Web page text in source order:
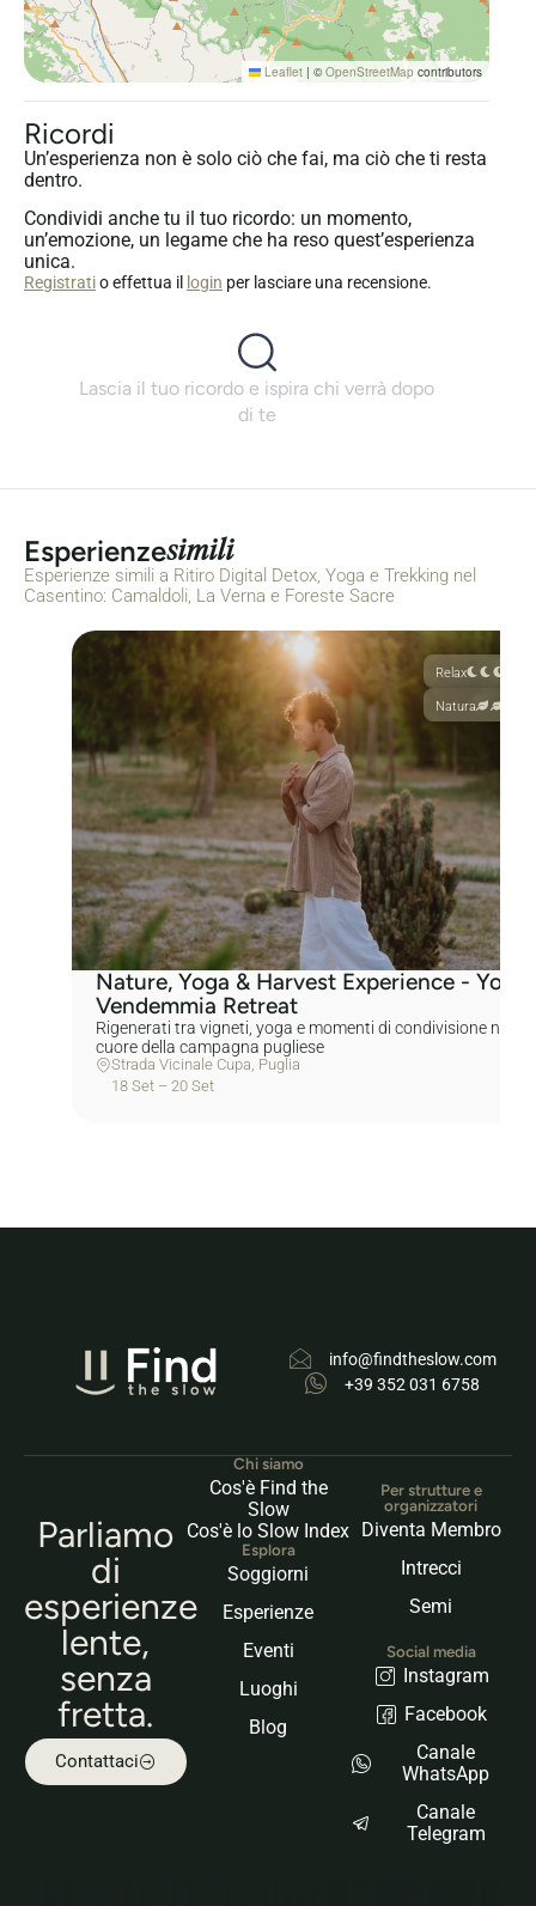
Leaflet | ©OpenStreetMap contributors
Ricordi
Un’esperienza non è solo ciò che fai, ma ciò che ti resta
dentro.
Condividi anche tu il tuo ricordo: un momento,
un’emozione, un legame che ha reso quest’esperienza
unica.
Registratio effettua il login per lasciare una recensione.
Lascia il tuo ricordo e ispira chi verrà dopo
di te
Esperienzesimili
Esperienze simili a Ritiro Digital Detox, Yoga e Trekking nel
Casentino: Camaldoli, La Verna e Foreste Sacre
Nature, Yoga & Harvest Experience - Yoga
Vendemmia Retreat
Rigenerati tra vigneti, yoga e momenti di condivisione nel
cuore della campagna pugliese
Strada Vicinale Cupa, Puglia
18 Set – 20 Set
Relax
Natura
info@findtheslow.com
+39 352 031 6758
Parliamo
di
esperienze
lente,
senza
fretta.
Contattaci
Chi siamo
Cos'è Find the
Slow
Cos'è lo Slow Index
Esplora
Soggiorni
Esperienze
Eventi
Luoghi
Blog
Per strutture e
organizzatori
Diventa Membro
Intrecci
Semi
Social media
Instagram
Facebook
Canale
WhatsApp
Canale
Telegram